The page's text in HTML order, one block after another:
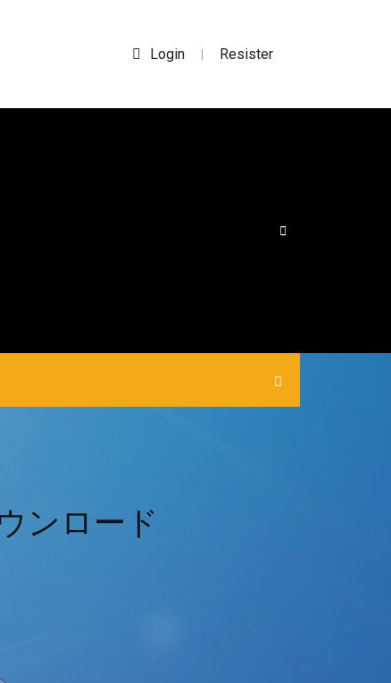
Login | Resister
ンロード